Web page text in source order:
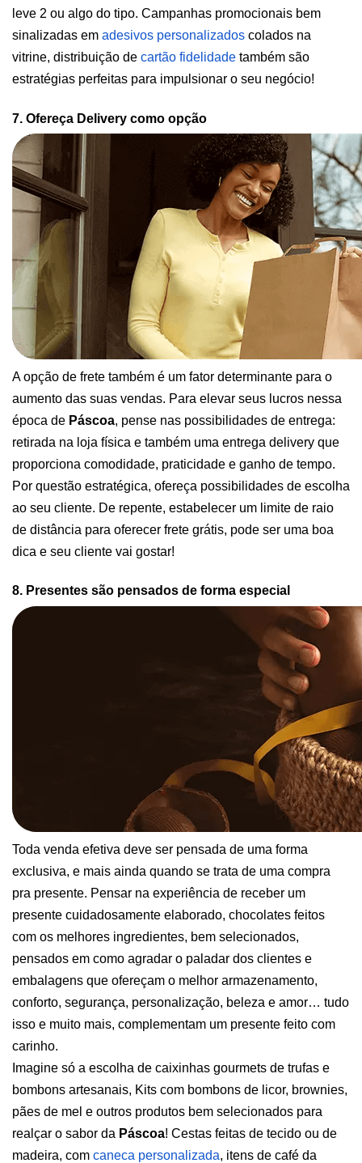
leve 2 ou algo do tipo. Campanhas promocionais bem
sinalizadas em adesivos personalizados colados na
vitrine, distribuição de cartão fidelidade também são
estratégias perfeitas para impulsionar o seu negócio!
7. Ofereça Delivery como opção
A opção de frete também é um fator determinante para o
aumento das suas vendas. Para elevar seus lucros nessa
época de Páscoa, pense nas possibilidades de entrega:
retirada na loja física e também uma entrega delivery que
proporciona comodidade, praticidade e ganho de tempo.
Por questão estratégica, ofereça possibilidades de escolha
ao seu cliente. De repente, estabelecer um limite de raio
de distância para oferecer frete grátis, pode ser uma boa
dica e seu cliente vai gostar!
8. Presentes são pensados de forma especial
Toda venda efetiva deve ser pensada de uma forma
exclusiva, e mais ainda quando se trata de uma compra
pra presente. Pensar na experiência de receber um
presente cuidadosamente elaborado, chocolates feitos
com os melhores ingredientes, bem selecionados,
pensados em como agradar o paladar dos clientes e
embalagens que ofereçam o melhor armazenamento,
conforto, segurança, personalização, beleza e amor… tudo
isso e muito mais, complementam um presente feito com
carinho.
Imagine só a escolha de caixinhas gourmets de trufas e
bombons artesanais, Kits com bombons de licor, brownies,
pães de mel e outros produtos bem selecionados para
realçar o sabor da Páscoa! Cestas feitas de tecido ou de
madeira, com caneca personalizada, itens de café da